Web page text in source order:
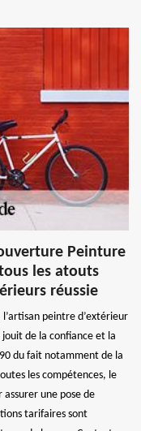
Peinture
les atouts
réussie
l’artisan peintre d’extérieur
jouit de la confiance et la
du fait notamment de la
les compétences, le
assurer une pose de
tarifaires sont